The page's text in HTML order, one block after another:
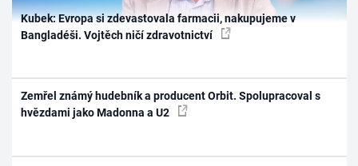
Kubek: Evropa si zdevastovala farmacii, nakupujeme v
Bangladéši. Vojtěch ničí zdravotnictví
Zemřel známý hudebník a producent Orbit. Spolupracoval s
hvězdami jako Madonna a U2